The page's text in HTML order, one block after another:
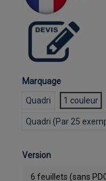
Marquage
Quadri
1 couleur
Quadri (Par 25
Version